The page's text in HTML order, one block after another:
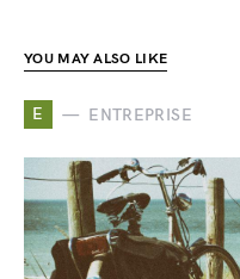
YOU MAY ALSO LIKE
E ENTREPRISE